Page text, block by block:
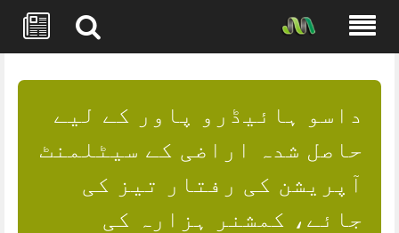
content
داسو ہائیڈرو پاور کے لیے
حاصل شدہ اراضی کے سیٹلمنٹ
آپریشن کی رفتار تیز کی
جائے، کمشنر ہزارہ کی